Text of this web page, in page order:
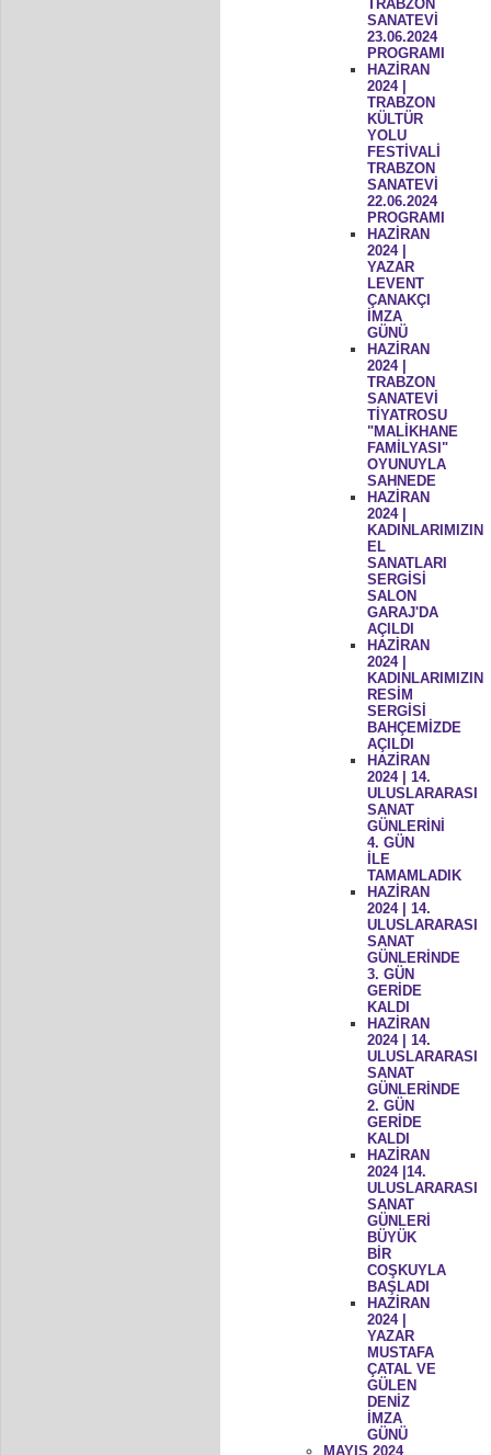
TRABZON
SANATEVİ
23.06.2024
PROGRAMI
HAZİRAN
2024 |
TRABZON
KÜLTÜR
YOLU
FESTİVALİ
TRABZON
SANATEVİ
22.06.2024
PROGRAMI
HAZİRAN
2024 |
YAZAR
LEVENT
ÇANAKÇI
İMZA
GÜNÜ
HAZİRAN
2024 |
TRABZON
SANATEVİ
TİYATROSU
"MALİKHANE
FAMİLYASI"
OYUNUYLA
SAHNEDE
HAZİRAN
2024 |
KADINLARIMIZIN
EL
SANATLARI
SERGİSİ
SALON
GARAJ'DA
AÇILDI
HAZİRAN
2024 |
KADINLARIMIZIN
RESİM
SERGİSİ
BAHÇEMİZDE
AÇILDI
HAZİRAN
2024 | 14.
ULUSLARARASI
SANAT
GÜNLERİNİ
4. GÜN
İLE
TAMAMLADIK
HAZİRAN
2024 | 14.
ULUSLARARASI
SANAT
GÜNLERİNDE
3. GÜN
GERİDE
KALDI
HAZİRAN
2024 | 14.
ULUSLARARASI
SANAT
GÜNLERİNDE
2. GÜN
GERİDE
KALDI
HAZİRAN
2024 |14.
ULUSLARARASI
SANAT
GÜNLERİ
BÜYÜK
BİR
COŞKUYLA
BAŞLADI
HAZİRAN
2024 |
YAZAR
MUSTAFA
ÇATAL VE
GÜLEN
DENİZ
İMZA
GÜNÜ
MAYIS 2024